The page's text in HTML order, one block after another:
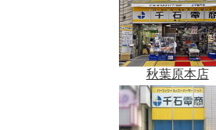
秋葉原本店